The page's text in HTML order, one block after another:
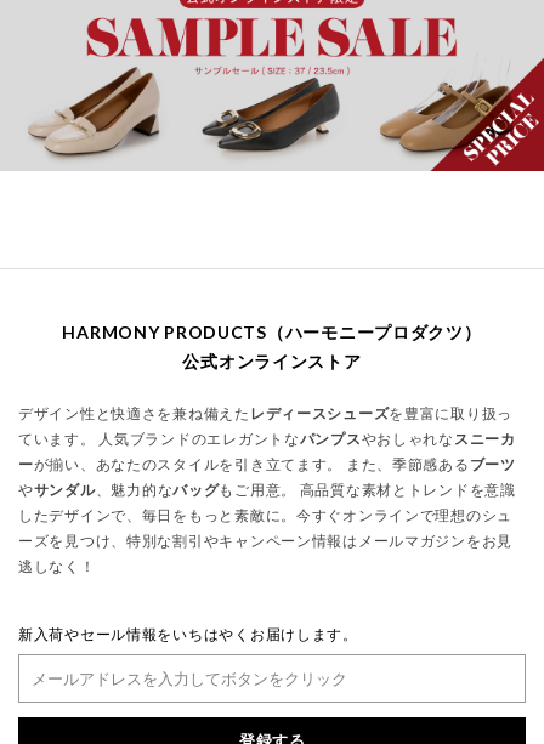
HARMONY PRODUCTS（ハーモニープロダクツ）
公式オンラインストア
デザイン性と快適さを兼ね備えた レディースシューズを豊富に取り扱っ
ています。 人気ブランドのエレガントなパンプスやおしゃれな スニーカ
ーが揃い、あなたのスタイルを引き立てます。 また、季節感ある ブーツ
やサンダル、魅力的なバッグもご用意。 高品質な素材とトレンドを意識
したデザインで、毎日をもっと素敵に。今すぐオンラインで理想のシュ
ーズを見つけ、特別な割引やキャンペーン情報はメールマガジンをお見
逃しなく！
新入荷やセール情報をいちはやくお届けします。